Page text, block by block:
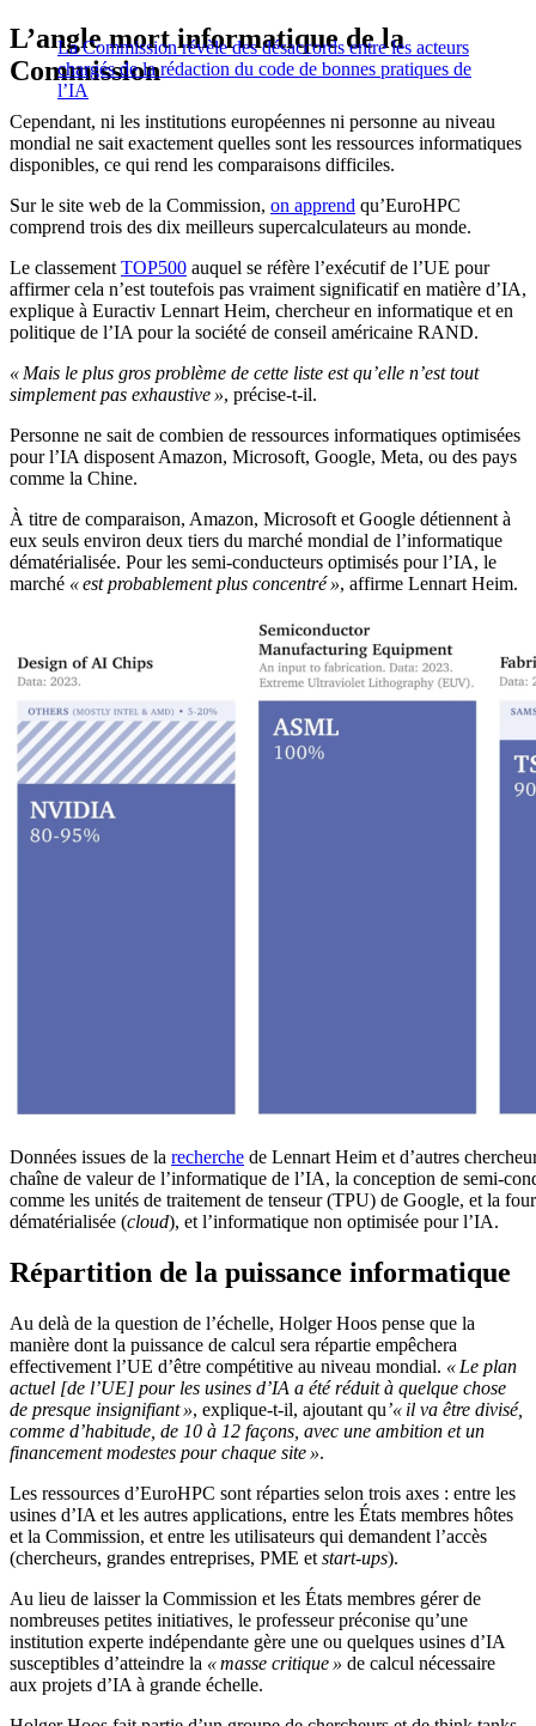
La Commission révèle des désaccords entre les acteurs
chargés de la rédaction du code de bonnes pratiques de
l’IA
L’angle mort informatique de la
Commission
Cependant, ni les institutions européennes ni personne au niveau
mondial ne sait exactement quelles sont les ressources informatiques
disponibles, ce qui rend les comparaisons difficiles.
Sur le site web de la Commission, on apprend qu’EuroHPC
comprend trois des dix meilleurs supercalculateurs au monde.
Le classement TOP500 auquel se réfère l’exécutif de l’UE pour
affirmer cela n’est toutefois pas vraiment significatif en matière d’IA,
explique à Euractiv Lennart Heim, chercheur en informatique et en
politique de l’IA pour la société de conseil américaine RAND.
« Mais le plus gros problème de cette liste est qu’elle n’est tout
simplement pas exhaustive », précise-t-il.
Personne ne sait de combien de ressources informatiques optimisées
pour l’IA disposent Amazon, Microsoft, Google, Meta, ou des pays
comme la Chine.
À titre de comparaison, Amazon, Microsoft et Google détiennent à
eux seuls environ deux tiers du marché mondial de l’informatique
dématérialisée. Pour les semi-conducteurs optimisés pour l’IA, le
marché « est probablement plus concentré », affirme Lennart Heim.
Données issues de la recherche de Lennart Heim et d’autres
chaîne de valeur de l’informatique de l’IA, la conception de semi-
comme les unités de traitement de tenseur (TPU) de Google, et la
dématérialisée (cloud), et l’informatique non optimisée pour l’IA.
Répartition de la puissance informatique
Au delà de la question de l’échelle, Holger Hoos pense que la
manière dont la puissance de calcul sera répartie empêchera
effectivement l’UE d’être compétitive au niveau mondial. « Le plan
actuel [de l’UE] pour les usines d’IA a été réduit à quelque chose
de presque insignifiant », explique-t-il, ajoutant qu’« il va être divisé,
comme d’habitude, de 10 à 12 façons, avec une ambition et un
financement modestes pour chaque site ».
Les ressources d’EuroHPC sont réparties selon trois axes : entre les
usines d’IA et les autres applications, entre les États membres hôtes
et la Commission, et entre les utilisateurs qui demandent l’accès
(chercheurs, grandes entreprises, PME et start-ups).
Au lieu de laisser la Commission et les États membres gérer de
nombreuses petites initiatives, le professeur préconise qu’une
institution experte indépendante gère une ou quelques usines d’IA
susceptibles d’atteindre la « masse critique » de calcul nécessaire
aux projets d’IA à grande échelle.